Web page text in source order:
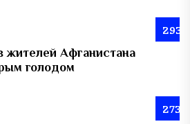
293
Афганистана
голодом
273